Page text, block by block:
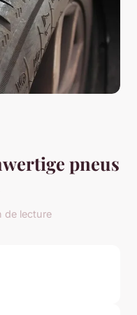
pneus
de lecture